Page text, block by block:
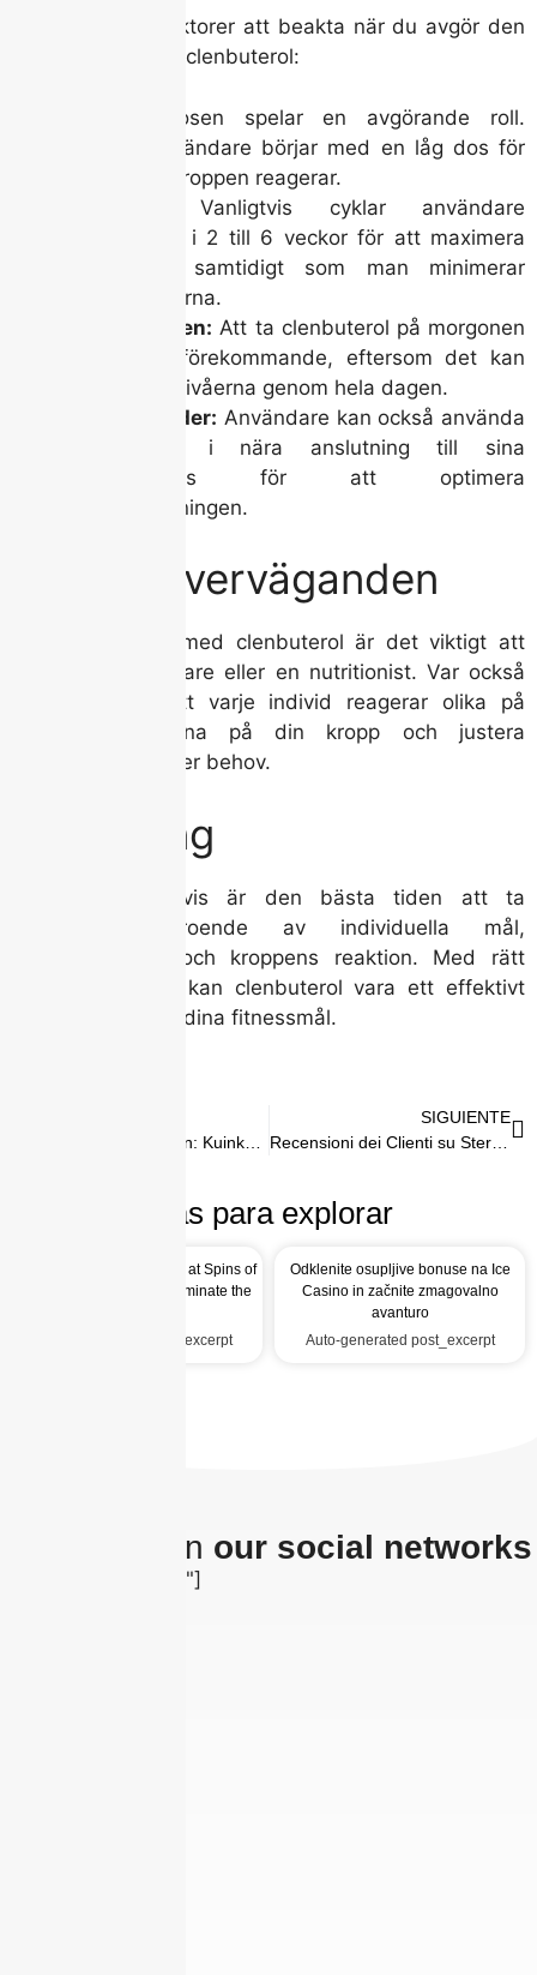
Det finns flera faktorer att beakta när du avgör den
bästa tiden att ta clenbuterol:
Dosen spelar en avgörande roll.
Många användare börjar med en låg dos för
att se hur kroppen reagerar.
Vanligtvis cyklar användare
clenbuterol i 2 till 6 veckor för att maximera
fördelarna samtidigt som man minimerar
biverkningarna.
Tid på dagen: Att ta clenbuterol på morgonen
är vanligt förekommande, eftersom det kan
öka energinivåerna genom hela dagen.
Träningstider: Användare kan också använda
clenbuterol i nära anslutning till sina
träningspass för att optimera
fettförbränningen.
Viktiga överväganden
Innan du börjar med clenbuterol är det viktigt att
konsultera en läkare eller en nutritionist. Var också
medveten om att varje individ reagerar olika på
ämnet, så lyssna på din kropp och justera
användningen efter behov.
Avslutning
Sammanfattningsvis är den bästa tiden att ta
clenbuterol beroende av individuella mål,
träningsschema och kroppens reaktion. Med rätt
tillvägagångssätt kan clenbuterol vara ett effektivt
verktyg för att nå dina fitnessmål.
SIGUIENTE
Recensioni dei Clienti su Steroidi: Cosa Dicono Gli Utenti
Más para explorar
Unleash Winning Streaks at Spins of
Glory Casino UK and Dominate the
Auto-generated post_excerpt
Odklenite osupljive bonuse na Ice
Casino in začnite zmagovalno
avanturo
Auto-generated post_excerpt
The latest on our social networks
[insta-gallery id="0"]